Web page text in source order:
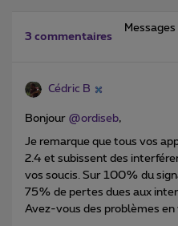
3 commentaires
Cédric B
Bonjour @ordiseb,
Je remarque que tous vos
2.4 et subissent des
vos soucis. Sur 100% du
75% de pertes dues aux
Avez-vous des problèmes